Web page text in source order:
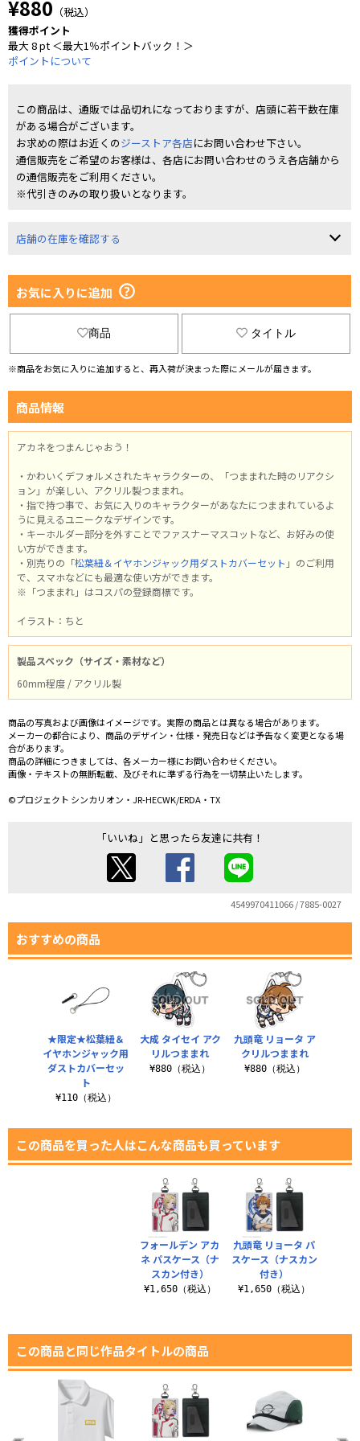
¥880 （税込）
獲得ポイント
最大 8 pt ＜最大1％ポイントバック！＞
ポイントについて
この商品は、通販では品切れになっておりますが、店頭に若干数在庫
がある場合がございます。
お求めの際はお近くのジーストア各店にお問い合わせ下さい。
通信販売をご希望のお客様は、各店にお問い合わせのうえ各店舗から
の通信販売をご利用ください。
※代引きのみの取り扱いとなります。
店舗の在庫を確認する
お気に入りに追加
商品 タイトル
※商品をお気に入りに追加すると、再入荷が決まった際にメールが届きます。
商品情報
アカネをつまんじゃおう！
・かわいくデフォルメされたキャラクターの、「つままれた時のリアクシ
ョン」が楽しい、アクリル製つままれ。
・指で持つ事で、お気に入りのキャラクターがあなたにつままれているよ
うに見えるユニークなデザインです。
・キーホルダー部分を外すことでファスナーマスコットなど、お好みの使
い方ができます。
・別売りの 「松葉紐＆イヤホンジャック用ダストカバーセット」 のご利用
で、スマホなどにも最適な使い方ができます。
※「つままれ」はコスパの登録商標です。
イラスト：ちと
製品スペック（サイズ・素材など）
60mm程度 / アクリル製
商品の写真および画像はイメージです。実際の商品とは異なる場合があります。
メーカーの都合により、商品のデザイン・仕様・発売日などは予告なく変更となる場
合があります。
商品の詳細につきましては、各メーカー様にお問い合わせください。
画像・テキストの無断転載、及びそれに準ずる行為を一切禁止いたします。
©プロジェクト シンカリオン・JR-HECWK/ERDA・TX
「いいね」と思ったら友達に共有！
4549970411066 / 7885-0027
おすすめの商品
大成 タイセイ アク
リルつままれ
¥880（税込）
九頭竜 リョータ ア
クリルつままれ
¥880（税込）
★限定★松葉紐＆
イヤホンジャック用
ダストカバーセッ
ト
¥110（税込）
この商品を買った人はこんな商品も買っています
フォールデン アカ
ネ パスケース（ナ
スカン付き）
¥1,650（税込）
九頭竜 リョータ パ
スケース（ナスカン
付き）
¥1,650（税込）
この商品と同じ作品タイトルの商品